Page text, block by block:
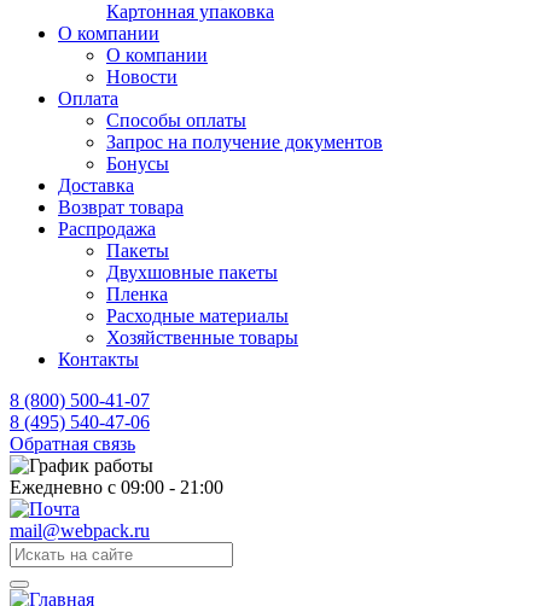
Картонная упаковка
О компании
О компании
Новости
Оплата
Способы оплаты
Запрос на получение документов
Бонусы
Доставка
Возврат товара
Распродажа
Пакеты
Двухшовные пакеты
Пленка
Расходные материалы
Хозяйственные товары
Контакты
8 (800) 500-41-07
8 (495) 540-47-06
Обратная связь
Ежедневно с 09:00 - 21:00
mail@webpack.ru